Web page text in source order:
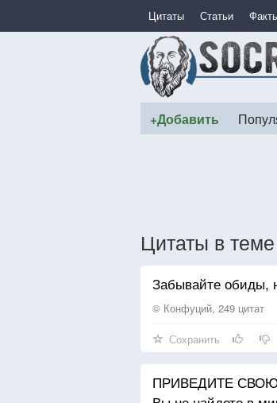
Цитаты Статьи
+Добавить
Цитаты в
Забывайте обиды,
© Конфуций, 249 цитат
Сохранить
ПРИВЕДИТЕ